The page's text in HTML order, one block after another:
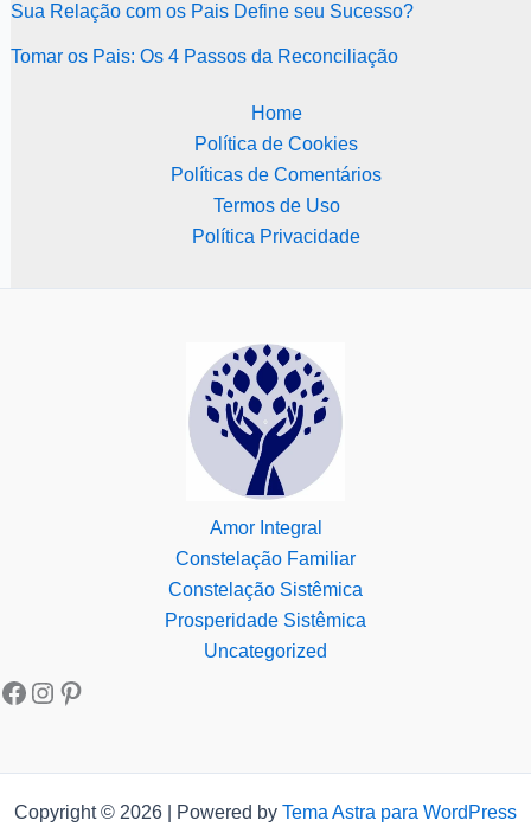
Sua Relação com os Pais Define seu Sucesso?
Tomar os Pais: Os 4 Passos da Reconciliação
Home
Política de Cookies
Políticas de Comentários
Termos de Uso
Política Privacidade
Amor Integral
Constelação Familiar
Constelação Sistêmica
Prosperidade Sistêmica
Uncategorized
Copyright © 2026 | Powered by Tema Astra para WordPress